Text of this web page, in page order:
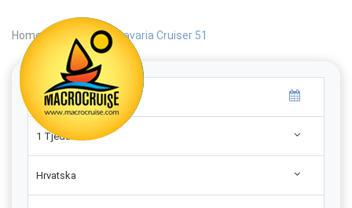
Home Search | Bavaria Cruiser 51
1 Tjedan
Hrvatska